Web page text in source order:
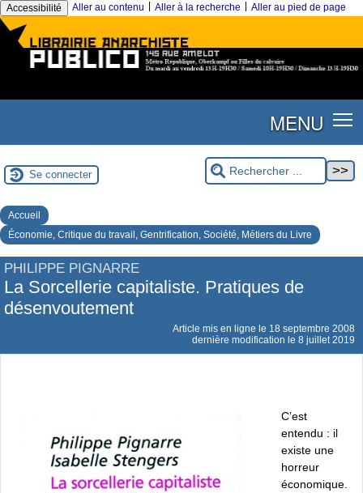
Accessibilité Aller au contenu Aller à la recherche Aller au pied de page
MENU
Se connecter
Accueil
Économie, Critique du travail, Gentrification, Société, Métiers du Livre
PHILIPPE PIGNARRE
La Sorcellerie capitaliste. Pratiques de
désenvoutement
Article mis en ligne le 18 septembre 2008
dernière modification le 8 juillet 2019
C’est
entendu : il
existe une
horreur
économique.